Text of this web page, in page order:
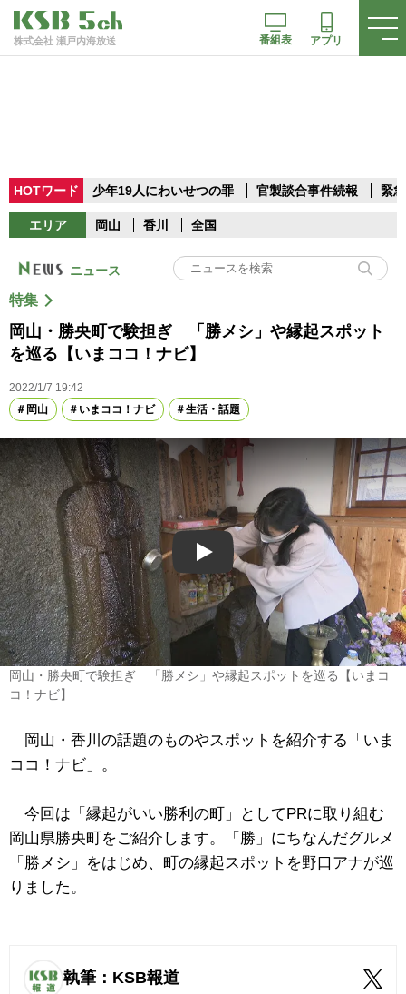
株式会社 瀬戸内海放送 番組表 アプリ
HOTワード 少年19人にわいせつの罪 官製談合事件続報 緊
エリア 岡山 香川 全国
ニュース
特集
岡山・勝央町で験担ぎ 「勝メシ」や縁起スポット
を巡る【いまココ！ナビ】
2022/1/7 19:42
岡山
いまココ！ナビ 生活・話題
Play
岡山・勝央町で験担ぎ 「勝メシ」や縁起スポットを巡る【いまコ
コ！ナビ】
岡山・香川の話題のものやスポットを紹介する「いま
ココ！ナビ」。
今回は「縁起がいい勝利の町」としてPRに取り組む
岡山県勝央町をご紹介します。「勝」にちなんだグルメ
「勝メシ」をはじめ、町の縁起スポットを野口アナが巡
りました。
執筆：KSB報道